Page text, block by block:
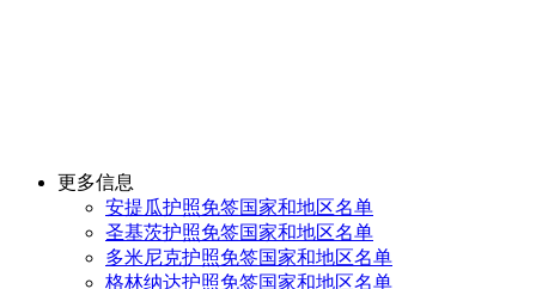
更多信息
安提瓜护照免签国家和地区名单
圣基茨护照免签国家和地区名单
多米尼克护照免签国家和地区名单
格林纳达护照免签国家和地区名单